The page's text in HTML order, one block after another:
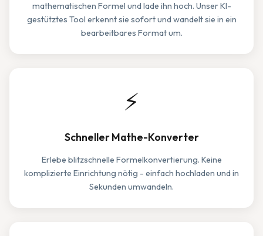
mathematischen Formel und lade ihn hoch. Unser KI-
gestütztes Tool erkennt sie sofort und wandelt sie in ein
bearbeitbares Format um.
⚡
Schneller Mathe-Konverter
Erlebe blitzschnelle Formelkonvertierung. Keine
komplizierte Einrichtung nötig - einfach hochladen und in
Sekunden umwandeln.